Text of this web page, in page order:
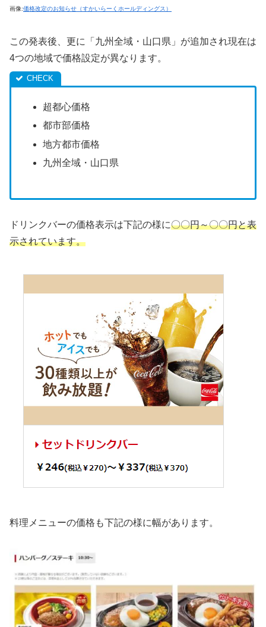
画像:価格改定のお知らせ（すかいらーくホールディングス）
この発表後、更に「九州全域・山口県」が追加され現在は
4つの地域で価格設定が異なります。
超都心価格
都市部価格
地方都市価格
九州全域・山口県
ドリンクバーの価格表示は下記の様に〇〇円～〇〇円と表
示されています。
料理メニューの価格も下記の様に幅があります。